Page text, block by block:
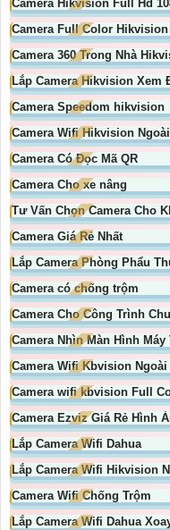
Camera Hikvision Full Hd
Camera Full Color Hikvision
Camera 360 Trong Nhà
Lắp Camera Hikvision Xem
Camera Speedom hikvision
Camera Wifi Hikvision
Camera Có Đọc Mã QR
Camera Cho xe nâng
Tư Vấn Chọn Camera Cho
Camera Giá Rẻ Nhất
Lắp Camera Phòng Phẩu
Camera có chống trộm
Camera Cho Công Trình
Camera Nhìn Màn Hình Máy
Camera Wifi Kbvision
Camera wifi kbvision Full
Camera Ezviz Giá Rẻ Hình
Lắp Camera Wifi Dahua
Lắp Camera Wifi Hikvision
Camera Wifi Chống Trộm
Lắp Camera Wifi Dahua